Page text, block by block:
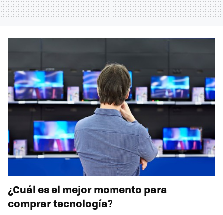
¿Cuál es el mejor momento para
comprar tecnología?